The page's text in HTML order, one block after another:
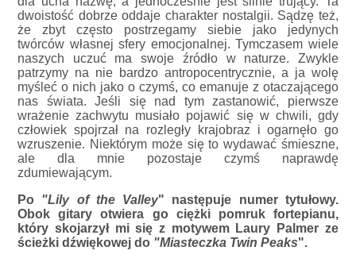
dwoistość dobrze oddaje charakter nostalgii. Sądzę też,
że zbyt często postrzegamy siebie jako jedynych
twórców własnej sfery emocjonalnej. Tymczasem wiele
naszych uczuć ma swoje źródło w naturze. Zwykle
patrzymy na nie bardzo antropocentrycznie, a ja wolę
myśleć o nich jako o czymś, co emanuje z otaczającego
nas świata. Jeśli się nad tym zastanowić, pierwsze
wrażenie zachwytu musiało pojawić się w chwili, gdy
człowiek spojrzał na rozległy krajobraz i ogarnęło go
wzruszenie. Niektórym może się to wydawać śmieszne,
ale dla mnie pozostaje czymś naprawdę
zdumiewającym.
Po "Lily of the Valley" następuje numer tytułowy.
Obok gitary otwiera go ciężki pomruk fortepianu,
który skojarzył mi się z motywem Laury Palmer ze
ścieżki dźwiękowej do "Miasteczka Twin Peaks".